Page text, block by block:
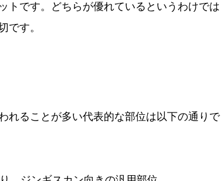
トです。どちらが優れているというわけでは
です。
れることが多い代表的な部位は以下の通りで